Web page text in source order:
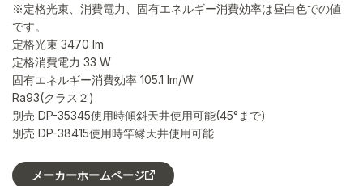
※定格光束、消費電力、固有エネルギー消費効率は昼白色での値
です。
定格光束 3470 lm
定格消費電力 33 W
固有エネルギー消費効率 105.1 lm/W
Ra93(クラス２)
別売 DP-35345使用時傾斜天井使用可能(45°まで)
別売 DP-38415使用時竿縁天井使用可能
メーカーホームページ